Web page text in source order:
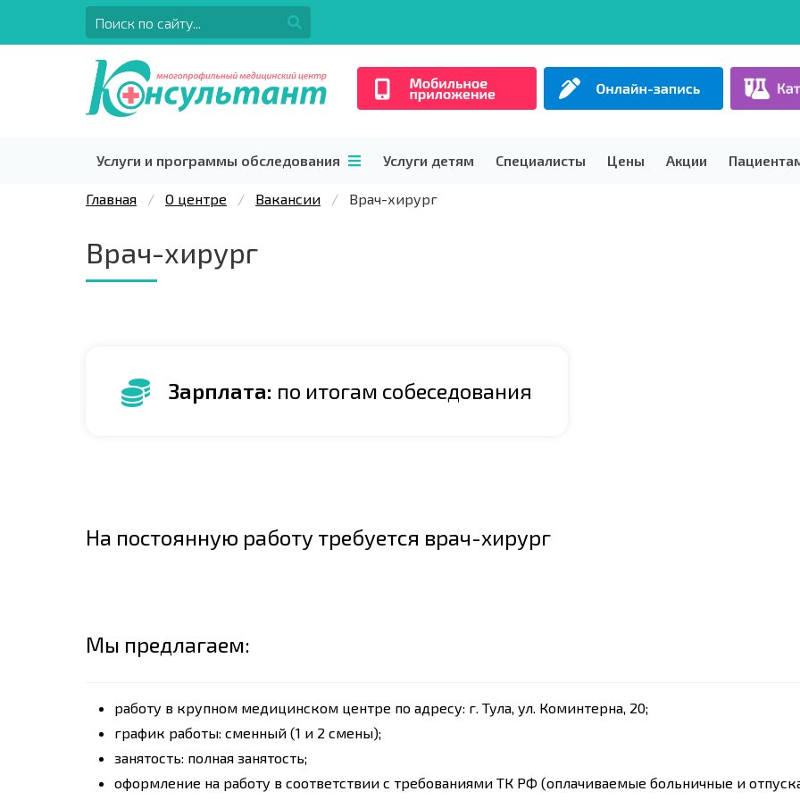
Услуги и программы обследования Услуги детям Специалисты Цены Акции
Главная О центре Вакансии Врач-хирург
Врач-хирург
Зарплата: по итогам собеседования
На постоянную работу требуется врач-хирург
Мы предлагаем:
работу в крупном медицинском центре по адресу: г. Тула, ул. Коминтерна, 20;
график работы: сменный (1 и 2 смены);
занятость: полная занятость;
оформление на работу в соответствии с требованиями ТК РФ (оплачиваемые больничные и